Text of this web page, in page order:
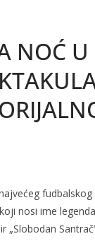
NOĆ
nosi ime